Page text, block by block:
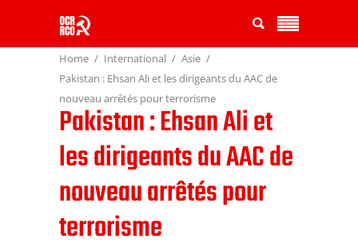
Home International
Asie
Pakistan : Ehsan Ali et les dirigeants du AAC de
nouveau arrêtés pour terrorisme
Pakistan : Ehsan Ali et
les dirigeants du AAC de
nouveau arrêtés pour
terrorisme